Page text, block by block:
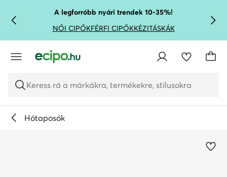
UGRÁS A FŐ TARTALOMRA
UGRÁS A KERESÉSHEZA legforróbb nyári trendek 10-35%!
NŐI CIPŐKFÉRFI CIPŐKKÉZITÁSKÁK
Keress rá a márkákra, termékekre, stílusokra
Hótaposók